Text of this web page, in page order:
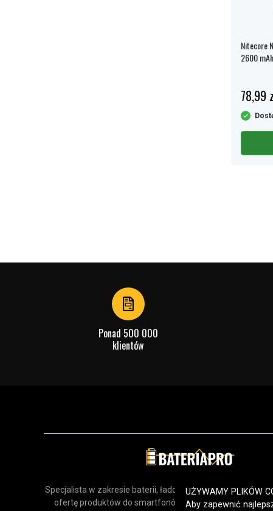
Nitecore
2600
78,99
Ponad 500 000
klientów
Specjalista w zakresie baterii, ładowarek i akcesoriów.
ofertę produktów do smartfonów, urządzeń
UŻYWAMY PLIKÓW
Aby zapewnić